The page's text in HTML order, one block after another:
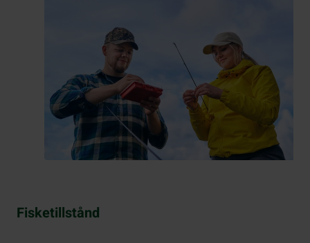
Fisketillstånd